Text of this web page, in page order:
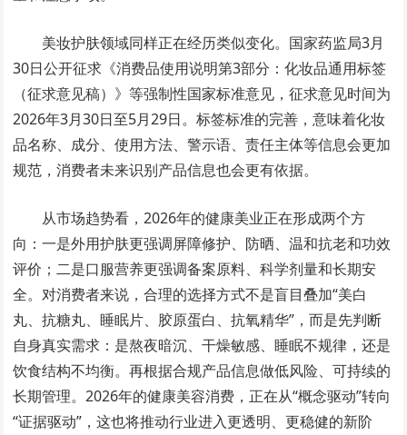
美妆护肤领域同样正在经历类似变化。国家药监局3月
30日公开征求《消费品使用说明第3部分：化妆品通用标签
（征求意见稿）》等强制性国家标准意见，征求意见时间为
2026年3月30日至5月29日。标签标准的完善，意味着化妆
品名称、成分、使用方法、警示语、责任主体等信息会更加
规范，消费者未来识别产品信息也会更有依据。
从市场趋势看，2026年的健康美业正在形成两个方
向：一是外用护肤更强调屏障修护、防晒、温和抗老和功效
评价；二是口服营养更强调备案原料、科学剂量和长期安
全。对消费者来说，合理的选择方式不是盲目叠加“美白
丸、抗糖丸、睡眠片、胶原蛋白、抗氧精华”，而是先判断
自身真实需求：是熬夜暗沉、干燥敏感、睡眠不规律，还是
饮食结构不均衡。再根据合规产品信息做低风险、可持续的
长期管理。2026年的健康美容消费，正在从“概念驱动”转向
“证据驱动”，这也将推动行业进入更透明、更稳健的新阶